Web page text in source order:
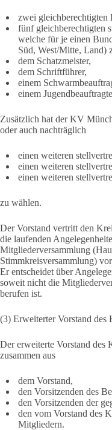
zwei gleichberechtigten
fünf gleichberechtigten
welche für je einen
Süd, West/Mitte, Land)
dem Schatzmeister,
dem Schriftführer,
einem
einem
Zusätzlich hat der KV
oder auch nachträglich
einen weiteren
einen weiteren
einen weiteren
zu wählen.
Der Vorstand vertritt den
die laufenden
Mitgliederversammlung
Stimmkreisversammlung)
Er entscheidet über
soweit nicht die
berufen ist.
(3) Erweiterter Vorstand des
Der erweiterte Vorstand des
zusammen aus
dem Vorstand,
den Vorsitzenden des
den Vorsitzenden der
den vom Vorstand des
Mitgliedern.